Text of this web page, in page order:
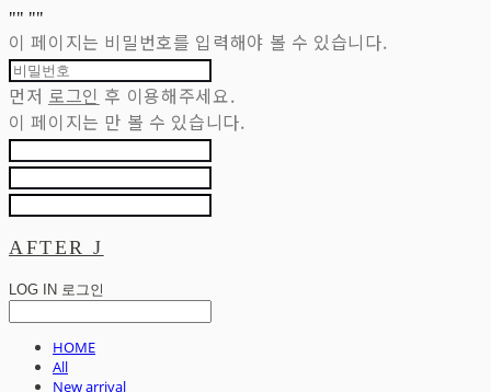
"" ""
이 페이지는 비밀번호를 입력해야 볼 수 있습니다.
먼저 로그인 후 이용해주세요.
이 페이지는 만 볼 수 있습니다.
AFTER J
LOG IN 로그인
HOME
All
New arrival